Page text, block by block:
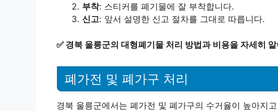
부착: 스티커를 폐기물에 잘 부착합니다.
신고: 앞서 설명한 신고 절차를 그대로 따릅니다.
✅ 경북 울릉군의 대형폐기물 처리 방법과 비용을 자세히
폐가전 및 폐가구 처리
경북 울릉군에서는 폐가전 및 폐가구의 수거율이 높아지